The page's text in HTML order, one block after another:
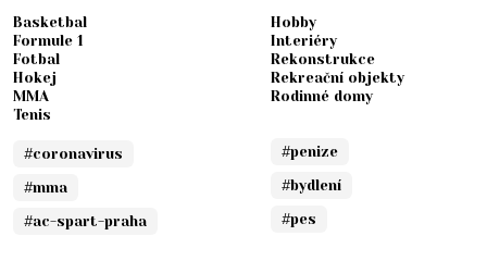
Basketbal
Formule 1
Fotbal
Hokej
MMA
Tenis
#coronavirus
#mma
#ac-spart-praha
Hobby
Interiéry
Rekonstrukce
Rekreační objekty
Rodinné domy
#penize
#bydlení
#pes